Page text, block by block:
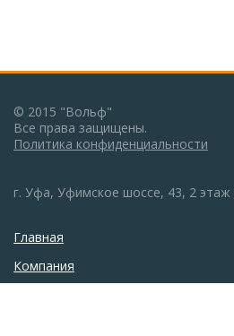
© 2015 "Вольф"
Все права защищены.
Политика конфиденциальности
г. Уфа, Уфимское шоссе, 43, 2 этаж
Главная
Компания